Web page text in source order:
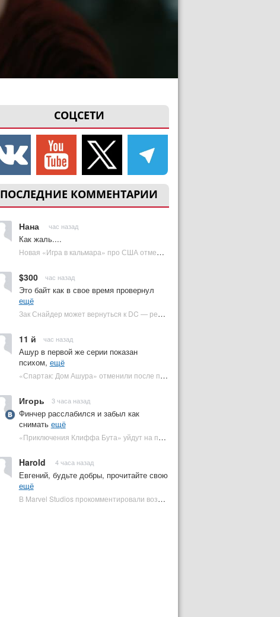
СОЦСЕТИ
ПОСЛЕДНИЕ КОММЕНТАРИИ
Нана час назад
Как жаль....
Новая «Игра в кальмара» про США отменена | Plugged In Ru
$300 час назад
Это байт как в свое время провернул
ещё
Зак Снайдер может вернуться к DC — режиссер общался с Warner Bros. (фото) | Plugged In Ru
11 й час назад
Ашур в первой же серии показан
психом, ещё
«Спартак: Дом Ашура» отменили после первого сезона | Plugged In Ru
Игорь 3 часа назад
Финчер расслабился и забыл как
снимать ещё
«Приключения Клиффа Бута» уйдут на пересъемки — премьера под угрозой | Plugged In Ru
Harold 4 часа назад
Евгений, будьте добры, прочитайте свою
ещё
В Marvel Studios прокомментировали возвращение Канга на экраны | Plugged In Ru